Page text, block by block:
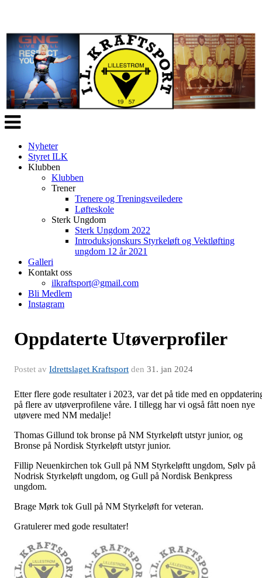
Veksle
navigasjon
Nyheter
Styret ILK
Klubben
Klubben
Trener
Trenere og Treningsveiledere
Løfteskole
Sterk Ungdom
Sterk Ungdom 2022
Introduksjonskurs Styrkeløft og Vektløfting
ungdom 12 år 2021
Galleri
Kontakt oss
ilkraftsport@gmail.com
Bli Medlem
Instagram
Oppdaterte Utøverprofiler
Postet av Idrettslaget Kraftsport den 31. jan 2024
Etter flere gode resultater i 2023, var det på tide med en
på flere av utøverprofilene våre. I tillegg har vi også fått noen nye
utøvere med NM medalje!
Thomas Gillund tok bronse på NM Styrkeløft utstyr junior, og
Bronse på Nordisk Styrkeløft utstyr junior.
Fillip Neuenkirchen tok Gull på NM Styrkeløftt ungdom, Sølv på
Nodrisk Styrkeløft ungdom, og Gull på Nordisk Benkpress
ungdom.
Brage Mørk tok Gull på NM Styrkeløft for veteran.
Gratulerer med gode resultater!